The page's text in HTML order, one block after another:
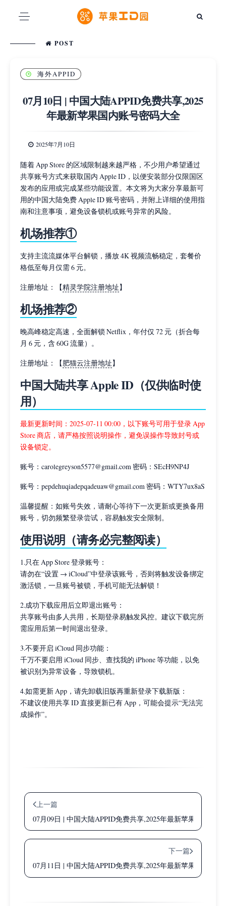
POST
海外APPID
07月10日 | 中国大陆APPID免费共享,2025
年最新苹果国内账号密码大全
2025年7月10日
随着 App Store 的区域限制越来越严格，不少用户希望通过
共享账号方式来获取国内 Apple ID，以便安装部分仅限国区
发布的应用或完成某些功能设置。本文将为大家分享最新可
用的中国大陆免费 Apple ID 账号密码，并附上详细的使用指
南和注意事项，避免设备锁机或账号异常的风险。
机场推荐①
支持主流流媒体平台解锁，播放 4K 视频流畅稳定，套餐价
格低至每月仅需 6 元。
注册地址：【精灵学院注册地址】
机场推荐②
晚高峰稳定高速，全面解锁 Netflix，年付仅 72 元（折合每
月 6 元，含 60G 流量）。
注册地址：【肥猫云注册地址】
中国大陆共享 Apple ID（仅供临时使
用）
最新更新时间：2025-07-11 00:00，以下账号可用于登录 App
Store 商店，请严格按照说明操作，避免误操作导致封号或
设备锁定。
账号：carolegreyson5577@gmail.com 密码：SEcH9NP4J
账号：pepdehuqiadepqadeuaw@gmail.com 密码：WTY7ux8aS
温馨提醒：如账号失效，请耐心等待下一次更新或更换备用
账号，切勿频繁登录尝试，容易触发安全限制。
使用说明（请务必完整阅读）
1.只在 App Store 登录账号：
请勿在“设置 → iCloud”中登录该账号，否则将触发设备绑定
激活锁，一旦账号被锁，手机可能无法解锁！
2.成功下载应用后立即退出账号：
共享账号由多人共用，长期登录易触发风控。建议下载完所
需应用后第一时间退出登录。
3.不要开启 iCloud 同步功能：
千万不要启用 iCloud 同步、查找我的 iPhone 等功能，以免
被识别为异常设备，导致锁机。
4.如需更新 App，请先卸载旧版再重新登录下载新版：
不建议使用共享 ID 直接更新已有 App，可能会提示“无法完
成操作”。
上一篇
07月09日 | 中国大陆APPID免费共享,2025年最新苹果国内账
下一篇
07月11日 | 中国大陆APPID免费共享,2025年最新苹果国内账